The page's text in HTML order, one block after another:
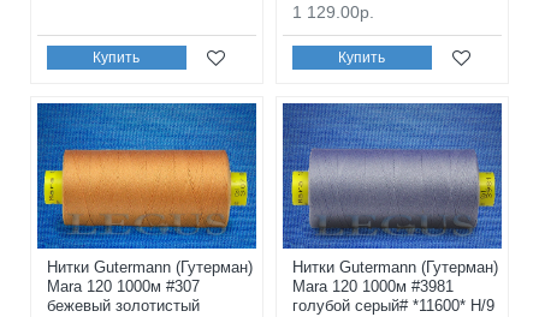
Купить
1 129.00р.
Купить
Нитки Gutermann (Гутерман)
Mara 120 1000м #307
бежевый золотистый
Нитки Gutermann (Гутерман)
Mara 120 1000м #3981
голубой серый# *11600* H/9